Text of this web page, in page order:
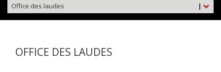
|
Office des laudes
OFFICE DES LAUDES